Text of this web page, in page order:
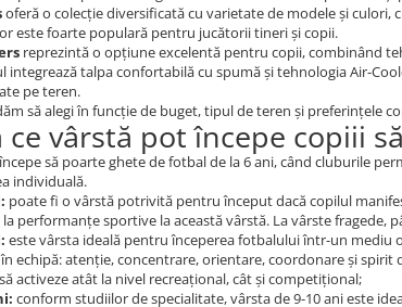
oferă o colecție diversificată cu varietate de modele și
este foarte populară pentru jucătorii tineri și copii.
reprezintă o opțiune excelentă pentru copii, combinând
integrează talpa confortabilă cu spumă și tehnologia Air-
pe teren.
să alegi în funcție de buget, tipul de teren și preferințele
ce vârstă pot începe copiii
să poarte ghete de fotbal de la 6 ani, când cluburile
individuală.
poate fi o vârstă potrivită pentru început dacă copilul
performanțe sportive la această vârstă. La vârste fragede,
este vârsta ideală pentru începerea fotbalului într-un mediu
echipă: atenție, concentrare, orientare, coordonare și spirit
activeze atât la nivel recreațional, cât și competițional;
conform studiilor de specialitate, vârsta de 9-10 ani este